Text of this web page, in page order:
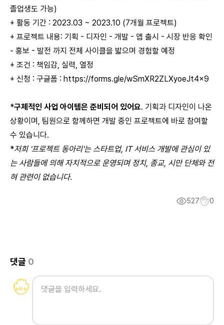
졸업생도 가능)
+ 활동 기간 : 2023.03 ~ 2023.10 (7개월 프로젝트)
+ 프로젝트 내용: 기획 - 디자인 - 개발 - 앱 출시 - 시장 반응 확인
- 홍보 - 발전 까지 전체 사이클을 밟으며 경험할 예정
+ 조건 : 책임감, 실력, 열정
+ 신청 : 구글폼 : https://forms.gle/wSmXR2ZLXyoeJt4x9
*구체적인 사업 아이템은 준비되어 있어요. 기획과 디자인이 나온
상황이며, 팀원으로 함께하면 개발 중인 프로젝트에 바로 참여할
수 있습니다.
*저희 '프로젝트 동아리'는 스타트업, IT 서비스 개발에 관심이 있
는 사람들에 의해 자치적으로 운영되며 정치, 종교, 시만 단체와 전
혀 관련이 없습니다.
527 0
댓글 0